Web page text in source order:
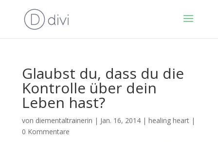
Glaubst du, dass du die
Kontrolle über dein
Leben hast?
von diementaltrainerin | Jan. 16, 2014| healing heart|
0 Kommentare